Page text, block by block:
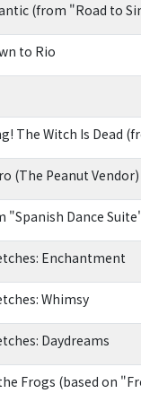
(from "Road to
to Rio
The Witch Is Dead
(The Peanut Vendor)
"Spanish Dance
Enchantment
Whimsy
Daydreams
Frogs (based on